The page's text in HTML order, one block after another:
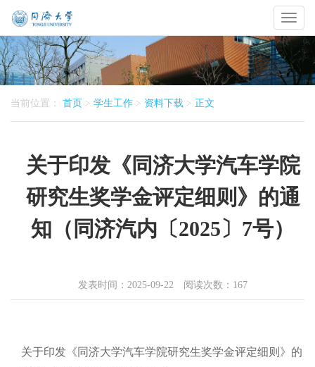
Toggle
当前位置： 首页 > 学生工作 > 资料下载 > 正文
关于印发《同济大学汽车学院
研究生奖学金评定细则》的通
知（同济汽内〔2025〕7号）
发表时间：2025-09-22 阅读次数： 167
关于印发《同济大学汽车学院研究生奖学金评定细则》的